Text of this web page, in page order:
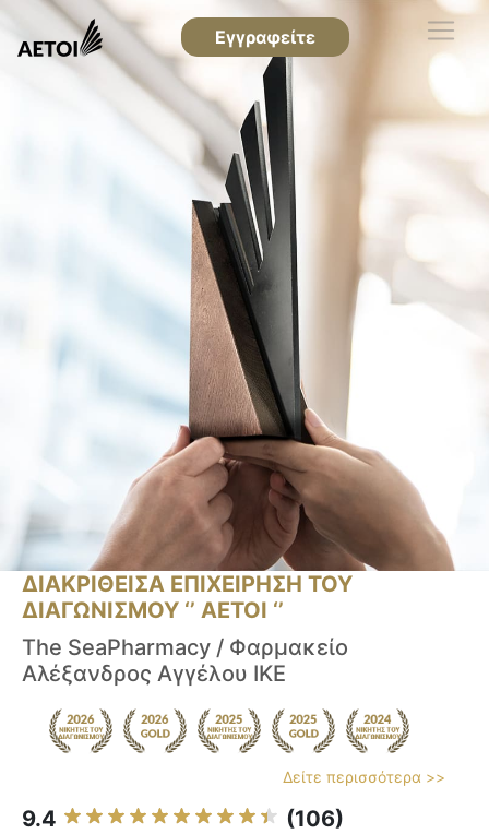
Εγγραφείτε
ΔΙΑΚΡΙΘΕΙΣΑ ΕΠΙΧΕΙΡΗΣΗ ΤΟΥ
ΔΙΑΓΩΝΙΣΜΟΥ ‘’ ΑΕΤΟΙ ‘’
The SeaPharmacy / Φαρμακείο
Αλέξανδρος Αγγέλου ΙΚΕ
Δείτε περισσότερα >>
9.4 (106)